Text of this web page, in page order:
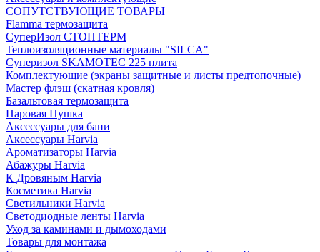
СОПУТСТВУЮЩИЕ ТОВАРЫ
Flamma термозащита
СуперИзол СТОПТЕРМ
Теплоизоляционные материалы "SILCA"
Суперизол SKAMOTEC 225 плита
Комплектующие (экраны защитные и листы предтопочные)
Мастер флэш (скатная кровля)
Базальтовая термозащита
Паровая Пушка
Аксессуары для бани
Аксессуары Harvia
Ароматизаторы Harvia
Абажуры Harvia
К Дровяным Harvia
Косметика Harvia
Светильники Harvia
Светодиодные ленты Harvia
Уход за каминами и дымоходами
Товары для монтажа